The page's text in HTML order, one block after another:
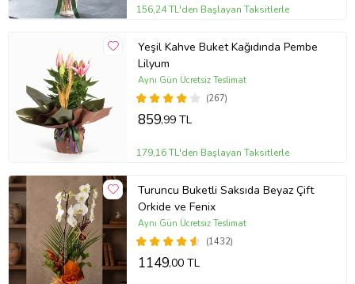
156,24 TL'den Başlayan Taksitlerle
Yeşil Kahve Buket Kağıdında Pembe
Lilyum
(267)
Aynı Gün Ücretsiz Teslimat
859,99 TL
179,16 TL'den Başlayan Taksitlerle
Turuncu Buketli Saksıda Beyaz Çift
Orkide ve Fenix
(1432)
Aynı Gün Ücretsiz Teslimat
1149,00 TL